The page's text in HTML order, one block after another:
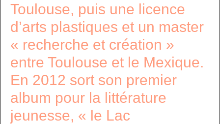
Toulouse, puis une licence
d’arts plastiques et un master
« recherche et création »
entre Toulouse et le Mexique.
En 2012 sort son premier
album pour la littérature
jeunesse, « le Lac